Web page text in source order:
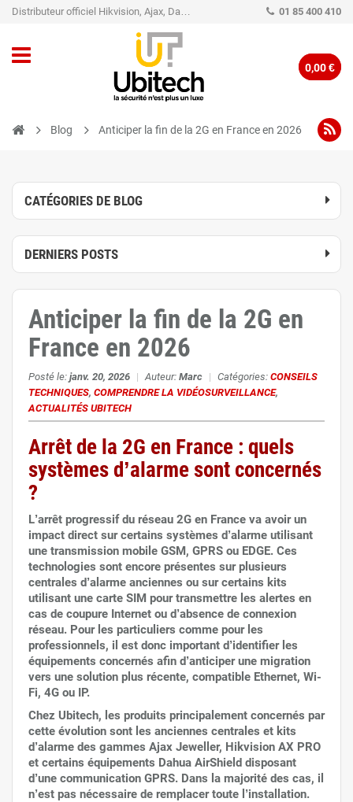
Distributeur officiel Hikvision, Ajax, Dahua, TP-Link - Caméra de vidéo surveillance - Alarme 01 85 400 410
0,00 €
Blog Anticiper la fin de la 2G en France en 2026
CATÉGORIES DE BLOG
DERNIERS POSTS
Anticiper la fin de la 2G en
France en 2026
Posté le: janv. 20, 2026 | Auteur: Marc | Catégories: CONSEILS
TECHNIQUES, COMPRENDRE LA VIDÉOSURVEILLANCE,
ACTUALITÉS UBITECH
Arrêt de la 2G en France : quels
systèmes d’alarme sont concernés
?
L’arrêt progressif du réseau 2G en France va avoir un
impact direct sur certains systèmes d’alarme utilisant
une transmission mobile GSM, GPRS ou EDGE. Ces
technologies sont encore présentes sur plusieurs
centrales d’alarme anciennes ou sur certains kits
utilisant une carte SIM pour transmettre les alertes en
cas de coupure Internet ou d’absence de connexion
réseau. Pour les particuliers comme pour les
professionnels, il est donc important d’identifier les
équipements concernés afin d’anticiper une migration
vers une solution plus récente, compatible Ethernet, Wi-
Fi, 4G ou IP.
Chez Ubitech, les produits principalement concernés par
cette évolution sont les anciennes centrales et kits
d’alarme des gammes Ajax Jeweller, Hikvision AX PRO
et certains équipements Dahua AirShield disposant
d’une communication GPRS. Dans la majorité des cas, il
n’est pas nécessaire de remplacer toute l’installation.